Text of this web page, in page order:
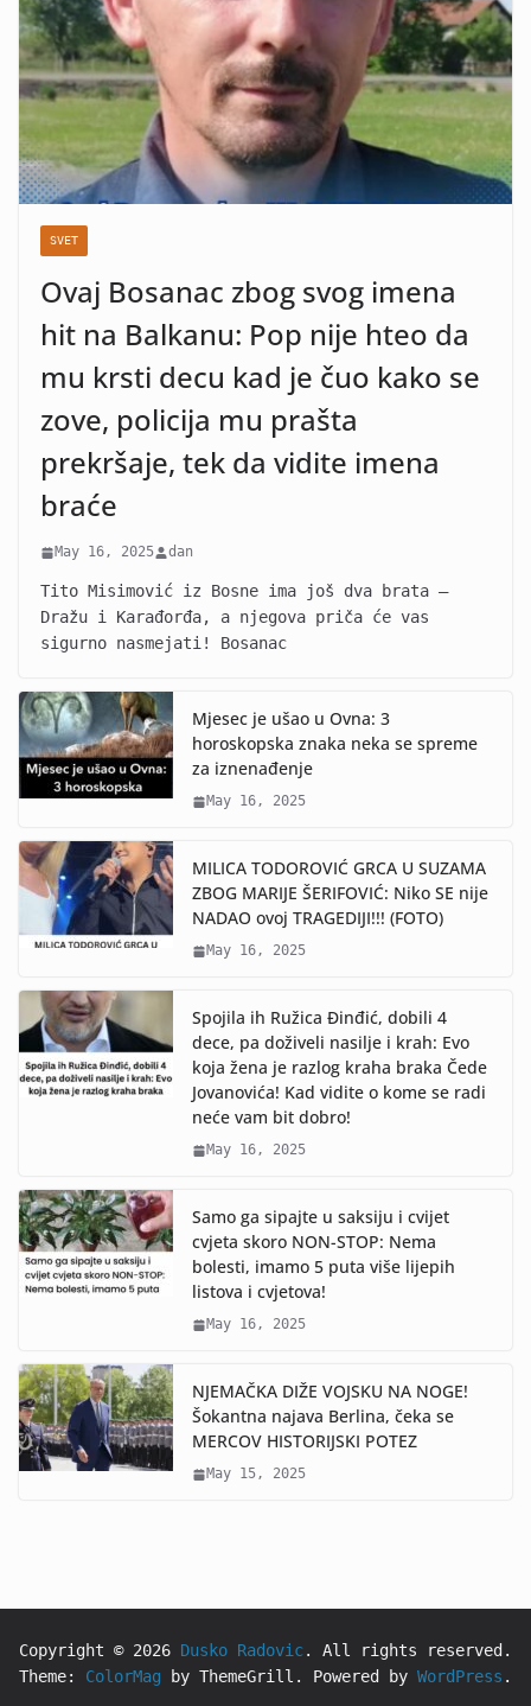
SVET
Ovaj Bosanac zbog svog imena
hit na Balkanu: Pop nije hteo da
mu krsti decu kad je čuo kako se
zove, policija mu prašta
prekršaje, tek da vidite imena
braće
May 16, 2025 dan
Tito Misimović iz Bosne ima još dva brata –
Dražu i Karađorđa, a njegova priča će vas
sigurno nasmejati! Bosanac
Mjesec je ušao u Ovna: 3
horoskopska znaka neka se spreme
za iznenađenje
May 16, 2025
MILICA TODOROVIĆ GRCA U SUZAMA
ZBOG MARIJE ŠERIFOVIĆ: Niko SE nije
NADAO ovoj TRAGEDIJI!!! (FOTO)
May 16, 2025
Spojila ih Ružica Đinđić, dobili 4
dece, pa doživeli nasilje i krah: Evo
koja žena je razlog kraha braka Čede
Jovanovića! Kad vidite o kome se radi
neće vam bit dobro!
May 16, 2025
Samo ga sipajte u saksiju i cvijet
cvjeta skoro NON-STOP: Nema
bolesti, imamo 5 puta više lijepih
listova i cvjetova!
May 16, 2025
NJEMAČKA DIŽE VOJSKU NA NOGE!
Šokantna najava Berlina, čeka se
MERCOV HISTORIJSKI POTEZ
May 15, 2025
Copyright © 2026 Dusko Radovic. All rights reserved.
Theme: ColorMag by ThemeGrill. Powered by WordPress .